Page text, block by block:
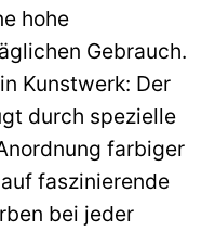
hohe
Gebrauch.
Kunstwerk: Der
durch spezielle
farbiger
faszinierende
bei jeder